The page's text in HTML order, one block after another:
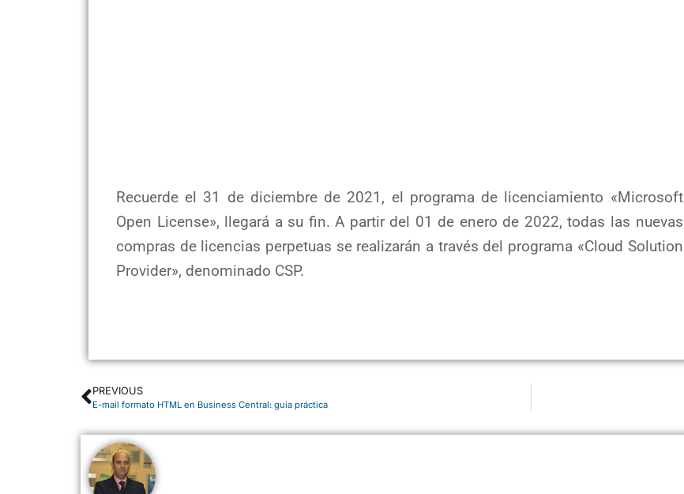
Recuerde el 31 de diciembre de 2021, el programa de licenciamiento «Microsoft
Open License», llegará a su fin. A partir del 01 de enero de 2022, todas las nuevas
compras de licencias perpetuas se realizarán a través del programa «Cloud Solution
Provider», denominado CSP.
PREVIOUS
E-mail formato HTML en Business Central: guía práctica